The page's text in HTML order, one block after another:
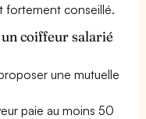
fortement conseillé.
coiffeur salarié
une mutuelle
paie au moins 50